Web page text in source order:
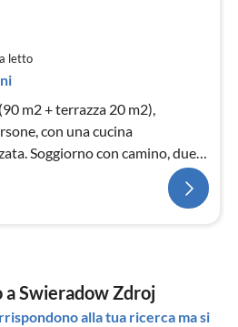
letto
m2 + terrazza 20 m2),
con una cucina
Soggiorno con camino, due
da letto e una sauna.
Swieradow Zdroj
alla tua ricerca ma si